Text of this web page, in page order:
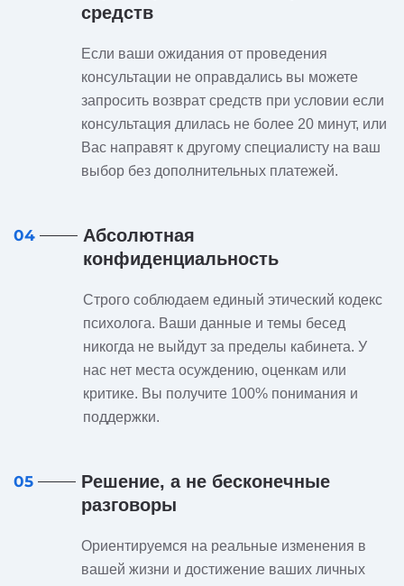
средств
Если ваши ожидания от проведения
консультации не оправдались вы можете
запросить возврат средств при условии если
консультация длилась не более 20 минут, или
Вас направят к другому специалисту на ваш
выбор без дополнительных платежей.
04
Абсолютная
конфиденциальность
Строго соблюдаем единый этический кодекс
психолога. Ваши данные и темы бесед
никогда не выйдут за пределы кабинета. У
нас нет места осуждению, оценкам или
критике. Вы получите 100% понимания и
поддержки.
05
Решение, а не бесконечные
разговоры
Ориентируемся на реальные изменения в
вашей жизни и достижение ваших личных